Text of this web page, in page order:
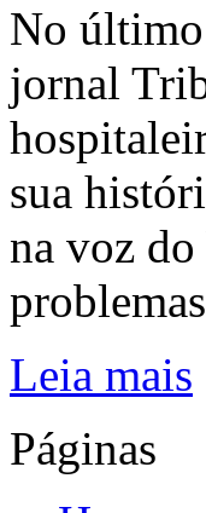
No
jornal
sua
na voz
Leia mais
Páginas